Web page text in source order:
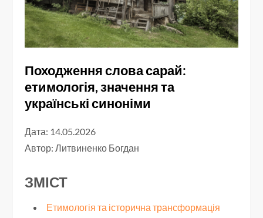
Походження слова сарай:
етимологія, значення та
українські синоніми
Дата: 14.05.2026
Автор:Литвиненко Богдан
ЗМІСТ
Етимологія та історична трансформація